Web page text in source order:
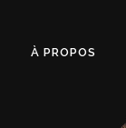
À PROPOS